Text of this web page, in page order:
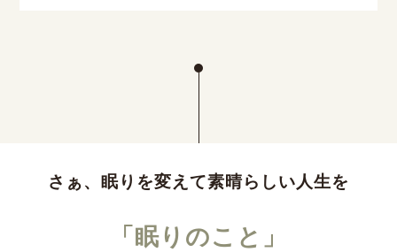
さぁ、眠りを変えて素晴らしい人生を
「眠りのこと」